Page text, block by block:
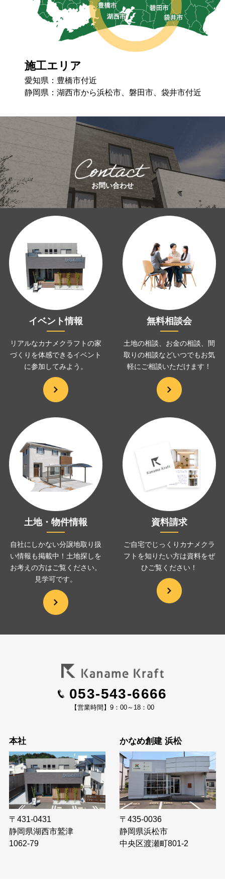
施工エリア
愛知県：豊橋市付近
静岡県：湖⻄市から浜松市、磐⽥市、袋井市付近
お問い合わせ
イベント情報
リアルなカナメクラフトの家
づくりを体感できるイベント
に参加してみよう。
無料相談会
土地の相談、お金の相談、
間
取りの相談などいつでもお気
軽にご相談いただけます！
土地・物件情報
自社にしかない分譲地取り扱
い情報も掲載中！土地探しを
お考えの方はご覧ください。
見学可です。
資料請求
ご自宅でじっくりカナメクラ
フトを知りたい方は資料をぜ
ひご覧ください！
053-543-6666
【営業時間】9：00～18：00
本社
〒431-0431
静岡県湖西市鷲津
1062-79
かなめ創建 浜松
〒435-0036
静岡県浜松市
中央区渡瀬町801-2